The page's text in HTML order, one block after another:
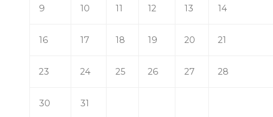
9 10 11 12 13 14
16 17 18 19 20 21
23 24 25 26 27 28
30 31